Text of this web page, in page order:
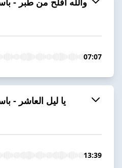
07:07
يا ليل العاشر -
13:39